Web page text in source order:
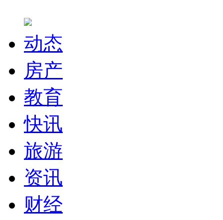
动态
房产
教育
快讯
旅游
资讯
财经